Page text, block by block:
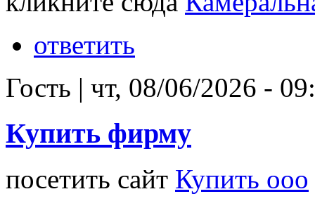
ответить
Гость | чт, 08/06/2026 -
Купить фирму
посетить сайт Купить ооо